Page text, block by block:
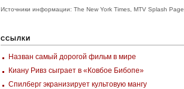
Источники информации: The New York Times, MTV Splash Page
ССЫЛКИ
Назван самый дорогой фильм в мире
Киану Ривз сыграет в «Ковбое Бибопе»
Спилберг экранизирует культовую мангу